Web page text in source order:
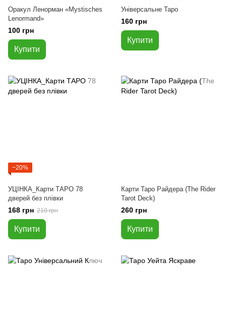
Оракул Ленорман «Mystisches
Lenormand»
100 грн
Купити
Універсальне Таро
160 грн
Купити
−20%
УЦІНКА_Карти ТАРО 78
дверей без плівки
168 грн 210 грн
Купити
Карти Таро Райдера (The Rider
Tarot Deck)
260 грн
Купити